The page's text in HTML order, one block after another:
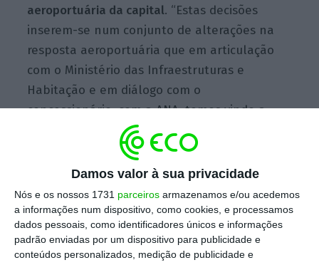
Damos valor à sua privacidade
Nós e os nossos 1731 parceiros armazenamos e/ou acedemos
a informações num dispositivo, como cookies, e processamos
dados pessoais, como identificadores únicos e informações
padrão enviadas por um dispositivo para publicidade e
conteúdos personalizados, medição de publicidade e
aeroportuária da capital. “Estas decisões
inserem-se num conjunto de alterações na
resposta aeroportuária que em articulação
com o Ministério das Infraestruturas e
Habitação e em diálogo com o
concessionário, com a ANA, temos vindo a
fazer nos aeroportos”, disse.
De acordo com o ministro, foi já aprovada a
criação de 49 postos de controlo eletrónico
que serão instalados nos aeroportos de
Lisboa, Porto, Faro e Funchal. “Estão a ser